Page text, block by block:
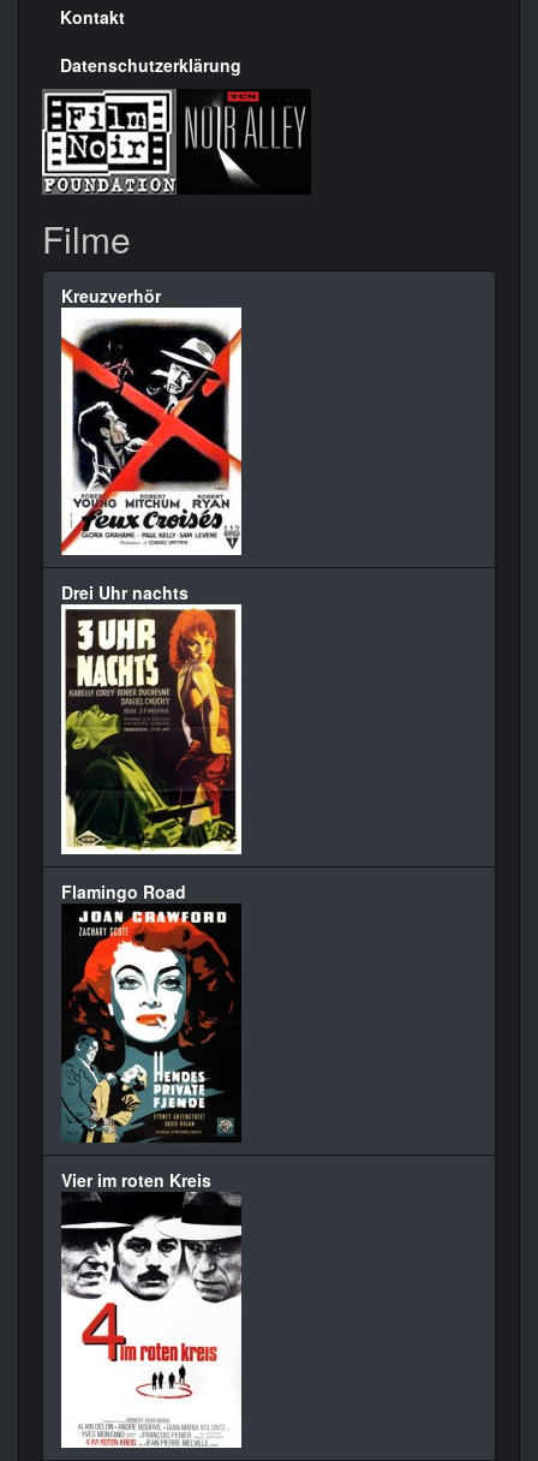
Kontakt
Datenschutzerklärung
Filme
Kreuzverhör
Drei Uhr nachts
Flamingo Road
Vier im roten Kreis